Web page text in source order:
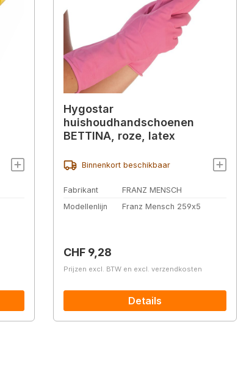
Hygostar
huishoudhandschoenen
BETTINA, roze, latex
Binnenkort beschikbaar
Fabrikant
FRANZ MENSCH
Modellenlijn
Franz Mensch 259x5
Normale prijs:
CHF 9,28
Prijzen excl. BTW en excl. verzendkosten
Details